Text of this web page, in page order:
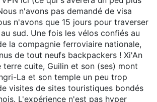
n'avons pas demandé de visa
n'avons que 15 jours pour traverser
sud. Une fois les vélos confiés au
la compagnie ferroviaire nationale,
de tout neufs backpackers ! Xi'An
terre cuite, Guilin et son (ses) mont
La et son temple un peu trop
visites de sites touristiques bondés
L'expérience n'est pas hyper